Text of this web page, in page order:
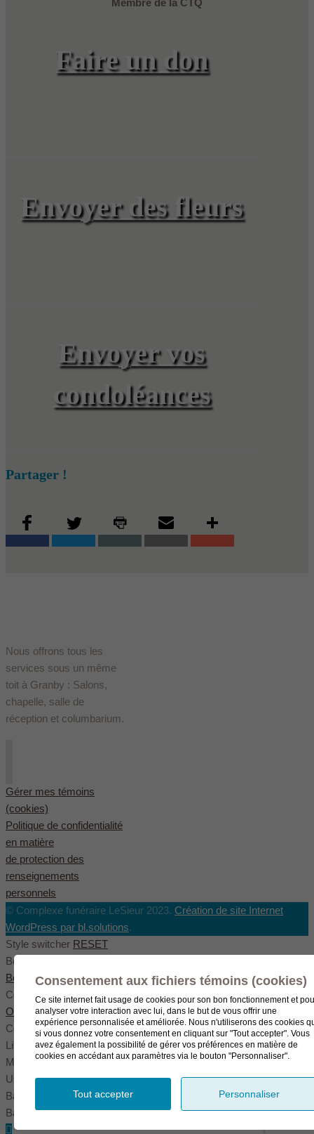
Membre de la CTQ
Faire un don
Envoyer des fleurs
Envoyer vos
condoléances
Partager !
Nous offrons tous les
services sous un même
toit à Granby : Salons,
chapelle, salle de
réception et columbarium.
Gérer mes témoins
(cookies)
Politique de confidentialité
en matière
de protection des
renseignements
personnels
© Complexe funéraire LeSieur 2023. Création de site Internet
WordPress par bl.solutions.
Style switcher RESET
Body styles
Boxed
Wide Fullwide
Color scheme
Original Blue Green
Color settings
Link color
Menu color
User color
Background pattern
Background image
Consentement aux fichiers témoins (cookies)
Ce site internet fait usage de cookies pour son bon fonctionnement et
analyser votre interaction avec lui, dans le but de vous offrir une
expérience personnalisée et améliorée. Nous n'utiliserons des cookies
si vous donnez votre consentement en cliquant sur "Tout accepter". Vous
avez également la possibilité de gérer vos préférences en matière de
cookies en accédant aux paramètres via le bouton "Personnaliser".
Tout accepter Personnaliser